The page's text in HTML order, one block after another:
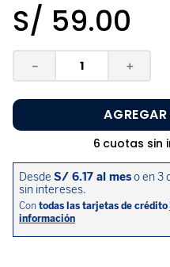
S/ 59.00
＋
－
6 cuotas sin